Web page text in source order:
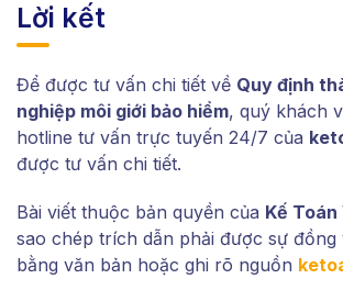
Lời kết
Để được tư vấn chi tiết về Quy định
nghiệp môi giới bảo hiểm, quý khách
hotline tư vấn trực tuyến 24/7 của
được tư vấn chi tiết.
Bài viết thuộc bản quyền của Kế Toán
sao chép trích dẫn phải được sự đồng
bằng văn bản hoặc ghi rõ nguồn